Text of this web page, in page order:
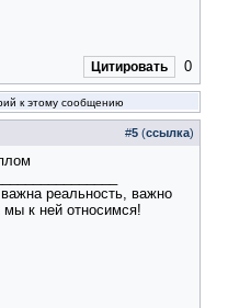
Цитировать 0
к этому сообщению
#5 (ссылка)
реальность, важно
мы к ней относимся!